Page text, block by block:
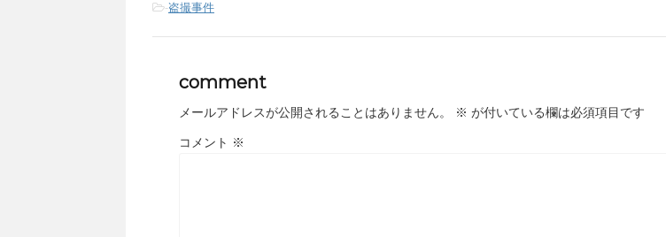
-盗撮事件
comment
メールアドレスが公開されることはありません。 ※ が付いている欄は必須項目です
コメント ※